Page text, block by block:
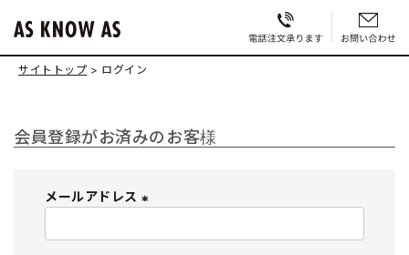
サイトトップ ログイン
会員登録がお済みのお客様
メールアドレス
必